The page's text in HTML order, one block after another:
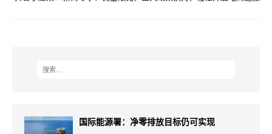
国际能源署：净零排放目标仍可实现